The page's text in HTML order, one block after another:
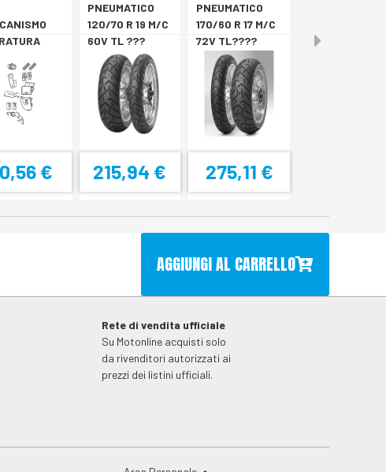
€
PNEUMATICO
120/70 R 19 M/C
60V TL ???
SCORPION T *A
215,94 €
PNEUMATICO
170/60 R 17 M/C
72V TL????
SCORPION T *P
275,11 €
AGGIUNGI AL CARRELLO
Rete di vendita ufficiale
Su Motonline acquisti solo
da rivenditori autorizzati ai
prezzi dei listini ufficiali.